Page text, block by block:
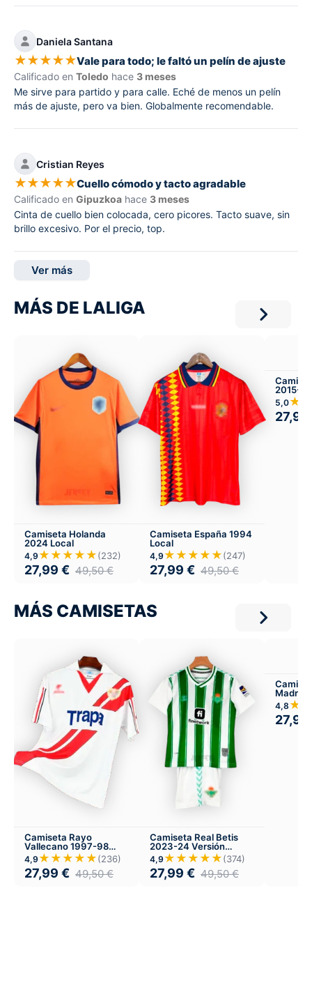
Daniela Santana
★★★★★Vale para todo; le faltó un pelín de ajuste
Calificado en Toledo hace 3 meses
Me sirve para partido y para calle. Eché de menos un pelín
más de ajuste, pero va bien. Globalmente recomendable.
Cristian Reyes
★★★★★Cuello cómodo y tacto agradable
Calificado en Gipuzkoa hace 3 meses
Cinta de cuello bien colocada, cero picores. Tacto suave, sin
brillo excesivo. Por el precio, top.
Ver más
MÁS DE LALIGA
Camiseta Holanda
2024 Local
4,9 ★★★★★(232)
27,99 € 49,50€
Camiseta España 1994
Local
4,9 ★★★★★(247)
27,99 € 49,50€
2015-
5,0
27,99
MÁS CAMISETAS
Camiseta Rayo
Vallecano 1997-98
Local
4,9 ★★★★★(236)
27,99 € 49,50€
Camiseta Real Betis
2023-24 Versión
Infantil Local
4,9 ★★★★★(374)
27,99 € 49,50€
Madrid
4,8
27,99